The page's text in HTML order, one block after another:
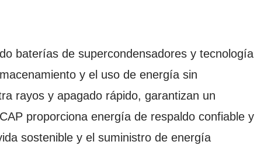
baterías de supercondensadores y tecnología
y el uso de energía sin
rayos y apagado rápido, garantizan un
proporciona energía de respaldo confiable y
sostenible y el suministro de energía